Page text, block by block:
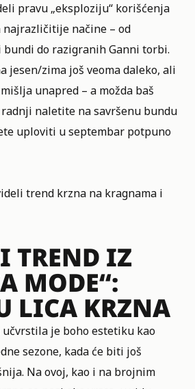
pravu „eksploziju“ korišćenja
najrazličitije načine – od
bundi do razigranih Ganni torbi.
jesen/zima još veoma daleko, ali
unapred – a možda baš
radnji naletite na savršenu bundu
uploviti u septembar potpuno
trend krzna na kragnama i
TREND IZ
MODE“:
LICA KRZNA
učvrstila je boho estetiku kao
sezone, kada će biti još
Na ovoj, kao i na brojnim